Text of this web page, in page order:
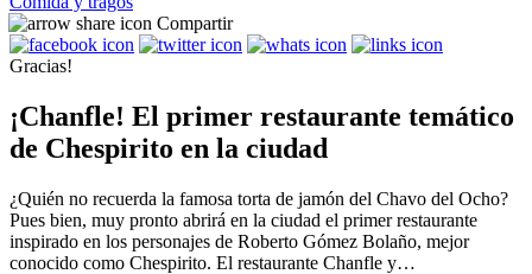
Compartir
Gracias!
¡Chanfle! El primer restaurante temático
de Chespirito en la ciudad
¿Quién no recuerda la famosa torta de jamón del Chavo del Ocho?
Pues bien, muy pronto abrirá en la ciudad el primer restaurante
inspirado en los personajes de Roberto Gómez Bolaño, mejor
conocido como Chespirito. El restaurante Chanfle y…